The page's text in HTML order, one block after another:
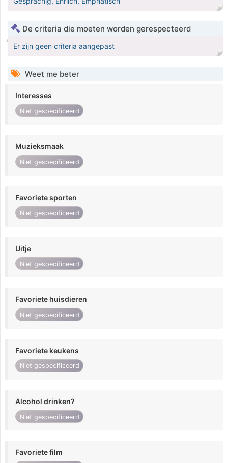
De criteria die moeten worden gerespecteerd
Er zijn geen criteria aangepast
Weet me beter
Interesses
Niet gespecificeerd
Muzieksmaak
Niet gespecificeerd
Favoriete sporten
Niet gespecificeerd
Uitje
Niet gespecificeerd
Favoriete huisdieren
Niet gespecificeerd
Favoriete keukens
Niet gespecificeerd
Alcohol drinken?
Niet gespecificeerd
Favoriete film